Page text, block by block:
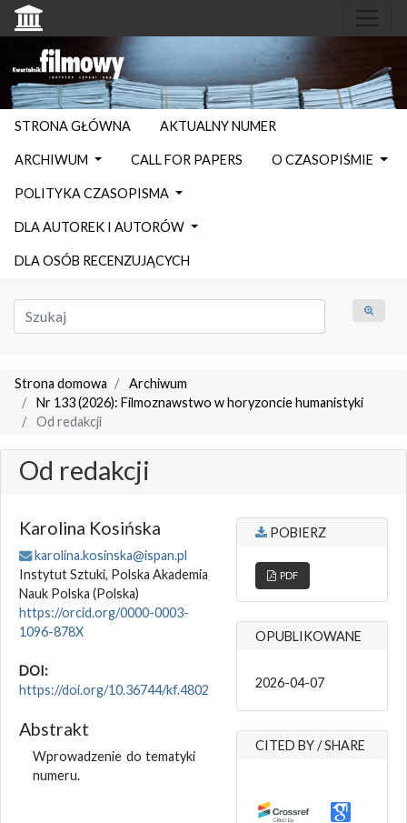
STRONA GŁÓWNA AKTUALNY NUMER
ARCHIWUM CALL FOR PAPERS O CZASOPIŚMIE
POLITYKA CZASOPISMA
DLA AUTOREK I AUTORÓW
DLA OSÓB RECENZUJĄCYCH
Strona domowa
Archiwum
Nr 133 (2026): Filmoznawstwo w horyzoncie humanistyki
Od redakcji
Od redakcji
Karolina Kosińska
karolina.kosinska@ispan.pl
Instytut Sztuki, Polska Akademia
Nauk Polska (Polska)
https://orcid.org/0000-0003-
1096-878X
DOI:
https://doi.org/10.36744/kf.4802
Abstrakt
Wprowadzenie do tematyki
numeru.
POBIERZ
PDF
OPUBLIKOWANE
2026-04-07
CITED BY / SHARE